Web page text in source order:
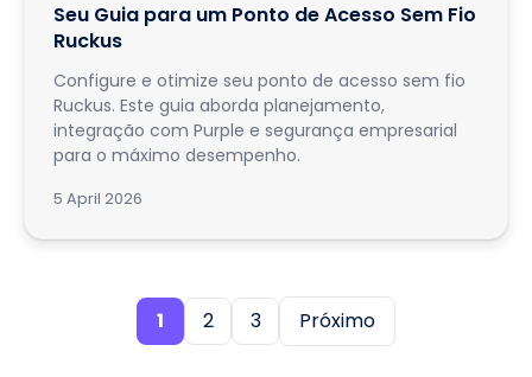
Seu Guia para um Ponto de Acesso Sem Fio
Ruckus
Configure e otimize seu ponto de acesso sem fio
Ruckus. Este guia aborda planejamento,
integração com Purple e segurança empresarial
para o máximo desempenho.
5 April 2026
1 2 3 Próximo